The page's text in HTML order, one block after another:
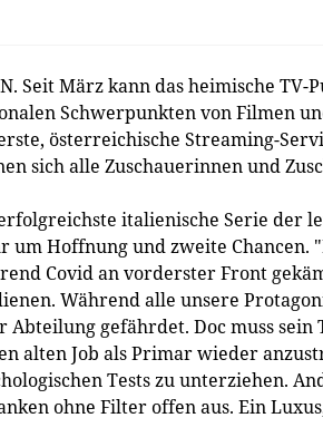
Seit März kann das heimische
Schwerpunkten von Filmen
österreichische Streaming-
sich alle Zuschauerinnen und
italienische Serie der
um Hoffnung und zweite Chancen.
Covid an vorderster Front
Während alle unsere
Abteilung gefährdet. Doc muss
alten Job als Primar wieder
Tests zu unterziehen.
ohne Filter offen aus. Ein